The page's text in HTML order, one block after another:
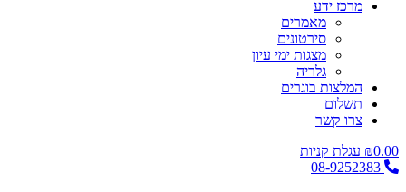
מרכז ידע
מאמרים
סירטונים
מצגות ימי עיון
גלריה
המלצות בוגרים
תשלום
צרו קשר
₪0.00
עגלת קניות
08-9252383